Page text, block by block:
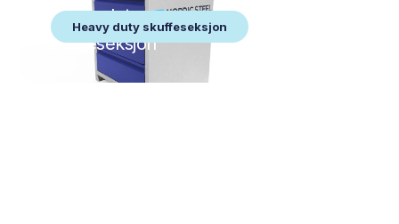
Heavy duty skuffeseksjon
Heavy duty
skuffeseksjon